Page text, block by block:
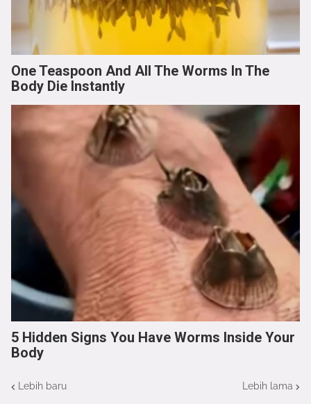
One Teaspoon And All The Worms In The
Body Die Instantly
5 Hidden Signs You Have Worms Inside Your
Body
Lebih baru Lebih lama